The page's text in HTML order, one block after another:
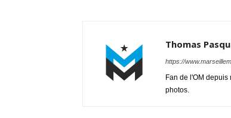
Thomas
https://
Fan de l'OM
photos.